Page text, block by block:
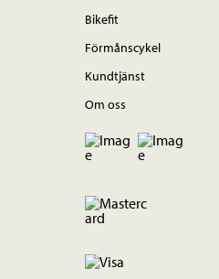
Bikefit
Förmånscykel
Kundtjänst
Om oss